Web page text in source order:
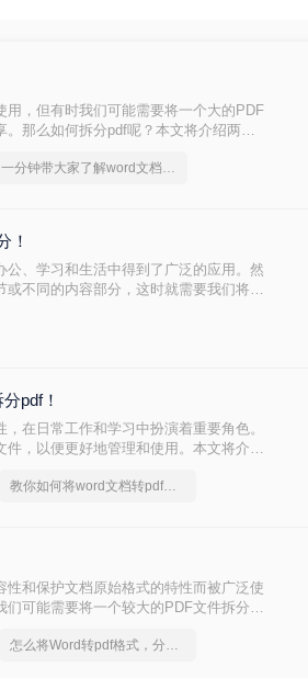
，但有时我们可能需要将一个大的PDF
那么如何拆分pdf呢？本文将介绍两种
一分钟带大家了解word文档转pdf文件
！
、学习和生活中得到了广泛的应用。然
不同的内容部分，这时就需要我们将其
作。
pdf！
在日常工作和学习中扮演着重要角色。
，以便更好地管理和使用。本文将介绍
教你如何将word文档转pdf文件
和保护文档原始格式的特性而被广泛使
可能需要将一个较大的PDF文件拆分成
怎么将Word转pdf格式，分享一种简单的方法